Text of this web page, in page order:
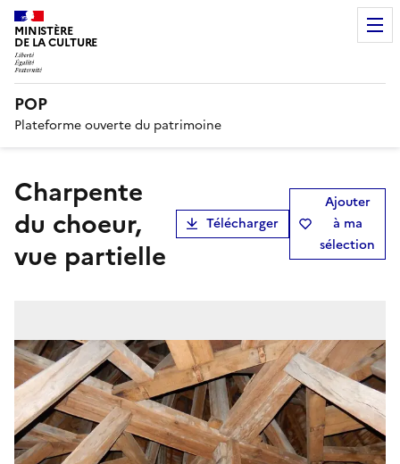
MINISTÈRE
DE LA CULTURE
POP
Plateforme ouverte du patrimoine
charpente
du choeur,
vue partielle
Télécharger
Ajouter
à ma
sélection